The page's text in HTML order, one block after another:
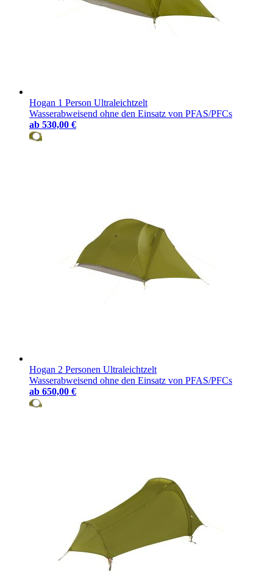
Hogan 1 Person Ultraleichtzelt
Wasserabweisend ohne den Einsatz von PFAS/PFCs
ab 530,00 €
Hogan 2 Personen Ultraleichtzelt
Wasserabweisend ohne den Einsatz von PFAS/PFCs
ab 650,00 €